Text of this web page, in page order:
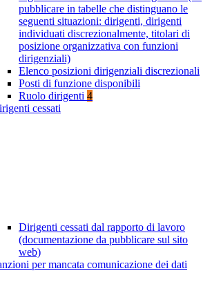
pubblicare in tabelle che distinguano le
seguenti situazioni: dirigenti, dirigenti
individuati discrezionalmente, titolari di
posizione organizzativa con funzioni
dirigenziali)
Elenco posizioni dirigenziali discrezionali
Posti di funzione disponibili
Ruolo dirigenti 4
cessati
Dirigenti cessati dal rapporto di lavoro
(documentazione da pubblicare sul sito
web)
per mancata comunicazione dei dati